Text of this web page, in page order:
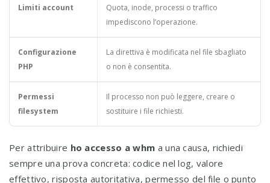
Limiti account
Quota, inode, processi o traffico
impediscono l’operazione.
Configurazione
PHP
La direttiva è modificata nel file sbagliato
o non è consentita.
Permessi
filesystem
Il processo non può leggere, creare o
sostituire i file richiesti.
Per attribuire ho accesso a whm a una causa, richiedi
sempre una prova concreta: codice nel log, valore
effettivo, risposta autoritativa, permesso del file o punto